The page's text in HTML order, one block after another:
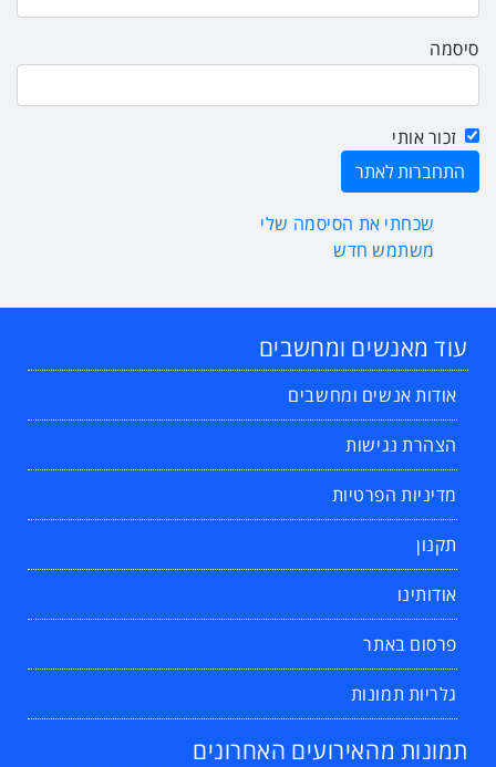
סיסמה
זכור אותי
שכחתי את הסיסמה שלי
משתמש חדש
עוד מאנשים ומחשבים
אודות אנשים ומחשבים
הצהרת נגישות
מדיניות הפרטיות
תקנון
אודותינו
פרסום באתר
גלריות תמונות
תמונות מהאירועים האחרונים